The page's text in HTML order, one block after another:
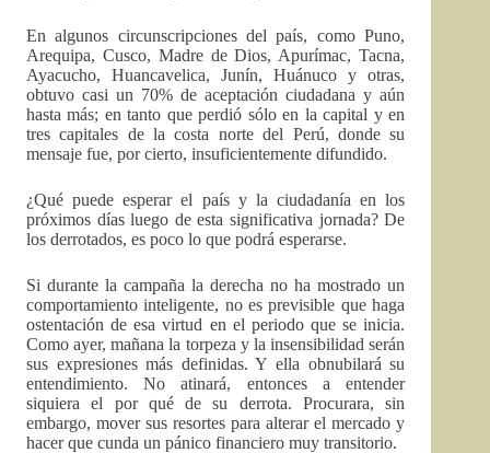
En algunos circunscripciones del país, como Puno,
Arequipa, Cusco, Madre de Dios, Apurímac, Tacna,
Ayacucho, Huancavelica, Junín, Huánuco y otras,
obtuvo casi un 70% de aceptación ciudadana y aún
hasta más; en tanto que perdió sólo en la capital y en
tres capitales de la costa norte del Perú, donde su
mensaje fue, por cierto, insuficientemente difundido.
¿Qué puede esperar el país y la ciudadanía en los
próximos días luego de esta significativa jornada? De
los derrotados, es poco lo que podrá esperarse.
Si durante la campaña la derecha no ha mostrado un
comportamiento inteligente, no es previsible que haga
ostentación de esa virtud en el periodo que se inicia.
Como ayer, mañana la torpeza y la insensibilidad serán
sus expresiones más definidas. Y ella obnubilará su
entendimiento. No atinará, entonces a entender
siquiera el por qué de su derrota. Procurara, sin
embargo, mover sus resortes para alterar el mercado y
hacer que cunda un pánico financiero muy transitorio.